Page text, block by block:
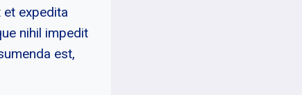
expedita
nihil impedit
est,